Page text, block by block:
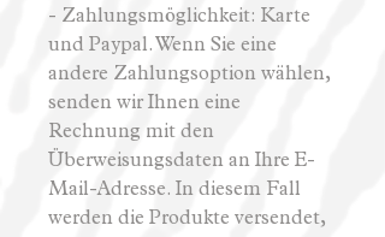
- Zahlungsmöglichkeit: Karte
und Paypal. Wenn Sie eine
andere Zahlungsoption wählen,
senden wir Ihnen eine
Rechnung mit den
Überweisungsdaten an Ihre E-
Mail-Adresse. In diesem Fall
werden die Produkte versendet,